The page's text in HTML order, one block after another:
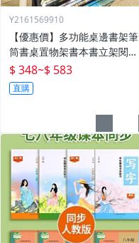
Y2161569910
【優惠價】多功能桌邊書架筆
筒書桌置物架書本書立架閱讀
架桌面神器整理
$ 348~$ 583
直購